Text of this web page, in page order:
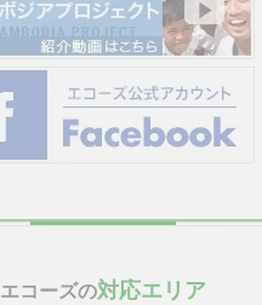
エコーズの対応エリア